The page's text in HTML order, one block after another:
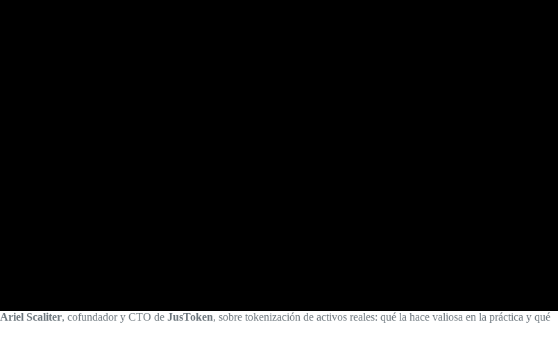
Ariel Scaliter, cofundador y CTO de JusToken, sobre tokenización de activos reales: qué la hace valiosa en la práctica y qué